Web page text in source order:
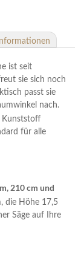
ist seit
sie sich noch
passt sie
nach.
Kunststoff
für alle
210 cm und
die Höhe 17,5
Säge auf Ihre